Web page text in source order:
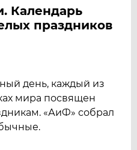
Календарь
праздников
день, каждый из
мира посвящен
«АиФ» собрал